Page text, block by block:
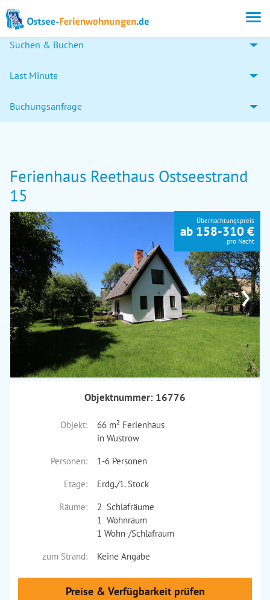
Suchen & Buchen
Last Minute
Buchungsanfrage
Ferienhaus Reethaus Ostseestrand
15
›
Übernachtungspreis
ab 158-310 €
pro Nacht
Objektnummer: 16776
Objekt:
66 m² Ferienhaus
in Wustrow
Personen:
1-6 Personen
Etage:
Erdg./1. Stock
Räume:
2 Schlafräume
1 Wohnraum
1 Wohn-/Schlafraum
zum Strand:
Keine Angabe
Preise & Verfügbarkeit prüfen